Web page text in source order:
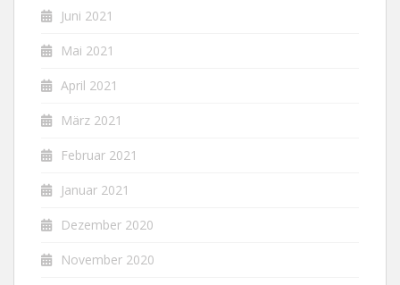
Juni 2021
Mai 2021
April 2021
März 2021
Februar 2021
Januar 2021
Dezember 2020
November 2020